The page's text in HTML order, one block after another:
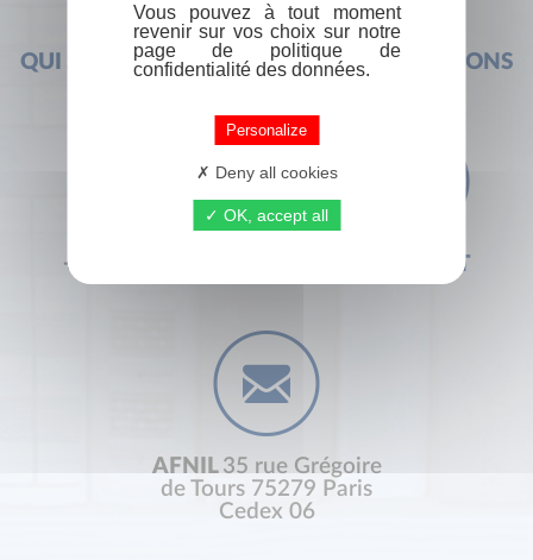
QUI SOMMES-NOUS ? FOIRE AUX QUESTIONS
+33 (0) 1 44 41 29 19 CONTACT
AFNIL 35 rue Grégoire
de Tours 75279 Paris
Cedex 06
Vous pouvez à tout moment
revenir sur vos choix sur notre
page de politique de
confidentialité des données.
Personalize
Deny all cookies
OK, accept all